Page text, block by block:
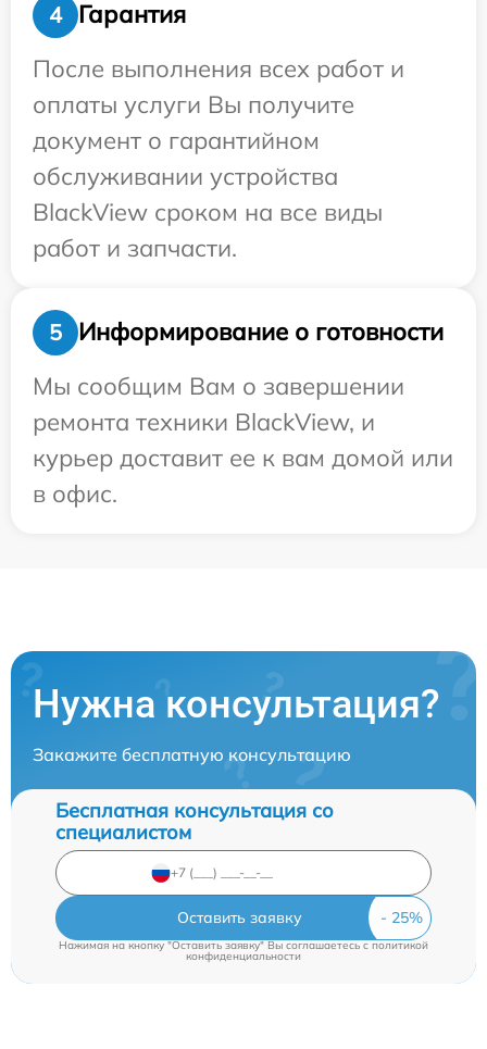
4
Гарантия
После выполнения всех работ и
оплаты услуги Вы получите
документ о гарантийном
обслуживании устройства
BlackView сроком на все виды
работ и запчасти.
5
Информирование о готовности
Мы сообщим Вам о завершении
ремонта техники BlackView, и
курьер доставит ее к вам домой или
в офис.
Нужна консультация?
Закажите бесплатную консультацию
Бесплатная консультация со
специалистом
Оставить заявку
Нажимая на кнопку "Оставить заявку" Вы соглашаетесь cполитикой
конфиденциальности